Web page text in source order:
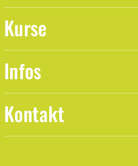
Kurse
Infos
Kontakt